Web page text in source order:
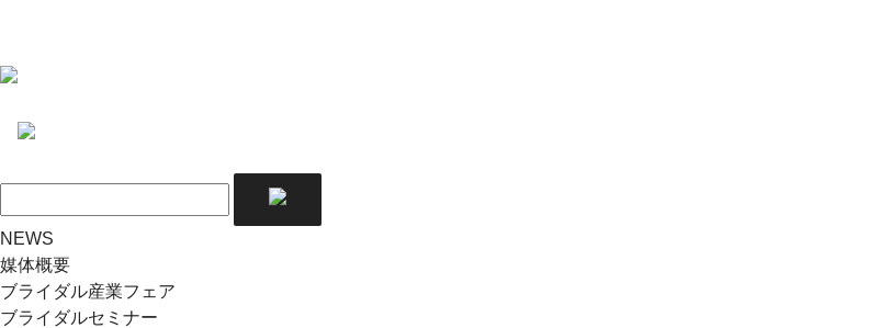
NEWS
媒体概要
ブライダル産業フェア
ブライダルセミナー